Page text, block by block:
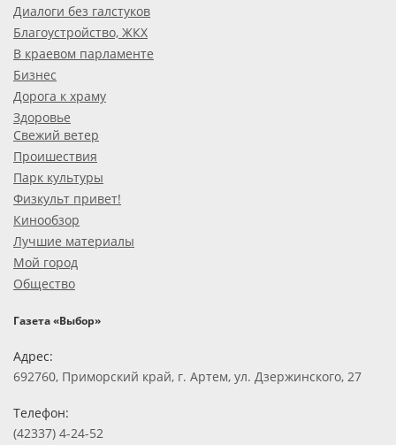
Диалоги без галстуков
Благоустройство, ЖКХ
В краевом парламенте
Бизнес
Дорога к храму
Здоровье
Свежий ветер
Проишествия
Парк культуры
Физкульт привет!
Кинообзор
Лучшие материалы
Мой город
Общество
Газета «Выбор»
Адрес:
692760, Приморский край, г. Артем, ул. Дзержинского, 27
Телефон:
(42337) 4-24-52